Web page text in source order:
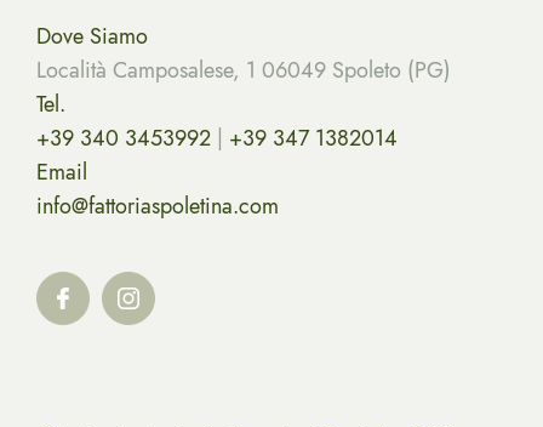
Dove Siamo
Località Camposalese, 1 06049 Spoleto (PG)
Tel.
+39 340 3453992
+39 347 1382014
Email
info@fattoriaspoletina.com